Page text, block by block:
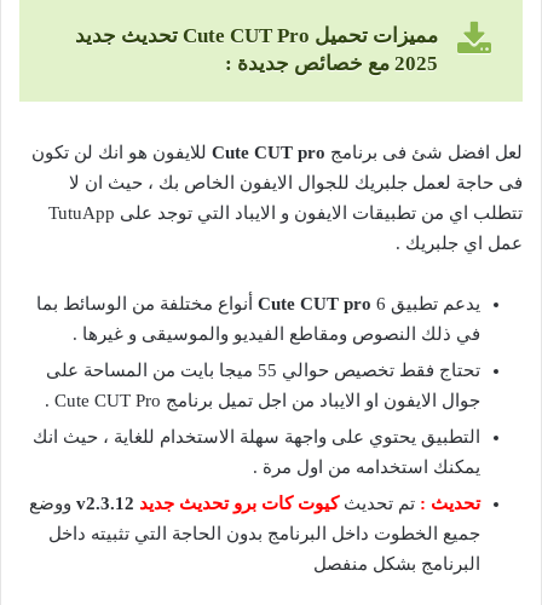
مميزات تحميل Cute CUT Pro تحديث جديد
2025 مع خصائص جديدة :
لعل افضل شئ فى برنامج Cute CUT pro للايفون هو انك لن تكون
فى حاجة لعمل جلبريك للجوال الايفون الخاص بك ، حيث ان لا
تتطلب اي من تطبيقات الايفون و الايباد التي توجد على TutuApp
عمل اي جلبريك .
يدعم تطبيق Cute CUT pro 6 أنواع مختلفة من الوسائط بما
في ذلك النصوص ومقاطع الفيديو والموسيقى و غيرها .
تحتاج فقط تخصيص حوالي 55 ميجا بايت من المساحة على
جوال الايفون او الايباد من اجل تميل برنامج Cute CUT Pro .
التطبيق يحتوي على واجهة سهلة الاستخدام للغاية ، حيث انك
يمكنك استخدامه من اول مرة .
تحديث : تم تحديثكيوت كات برو تحديث جديد
ووضع
جميع الخطوت داخل البرنامج بدون الحاجة التي تثبيته داخل
البرنامج بشكل منفصل